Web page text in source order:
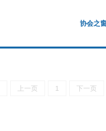
协会之
上一页 1 下一页